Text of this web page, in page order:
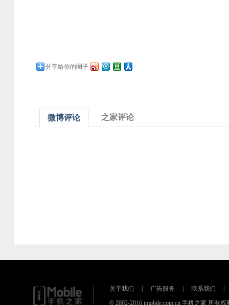
分享给你的圈子
微博评论 之家评论
关于我们 广告服务 联系我们
© 2002-2016 imobile.com.cn 手机之家 所有权